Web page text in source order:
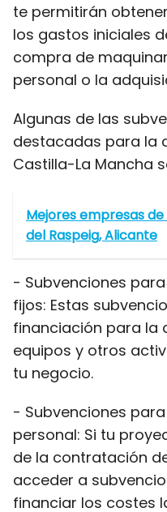
te permitirán
los gastos iniciales
compra de
personal o la
Algunas de las
destacadas para la
Castilla-La Mancha
Mejores empresas
del Raspeig, Alicante
- Subvenciones
fijos: Estas
financiación para la
equipos y otros
tu negocio.
- Subvenciones
personal: Si tu
de la contratación
acceder a
financiar los costes